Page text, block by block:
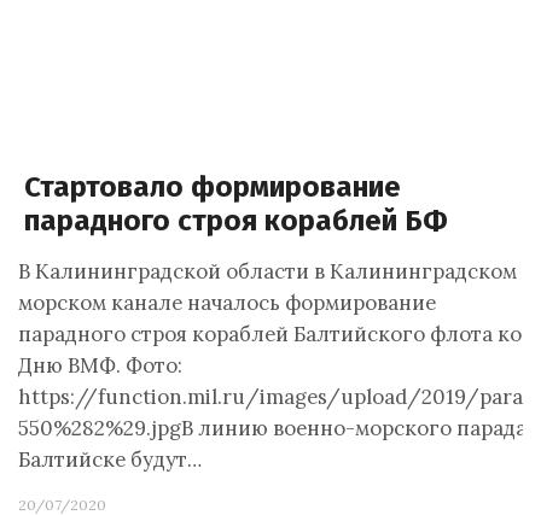
Стартовало формирование
парадного строя кораблей БФ
В Калининградской области в Калининградском
морском канале началось формирование
парадного строя кораблей Балтийского флота ко
Дню ВМФ. Фото:
https://function.mil.ru/images/upload/2019/
550%282%29.jpgВ линию военно-морского парада в
Балтийске будут…
20/07/2020